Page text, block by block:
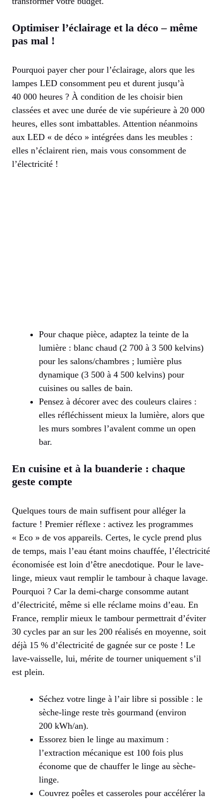
Optimiser l’éclairage et la déco – même
pas mal !
Pourquoi payer cher pour l’éclairage, alors que les
lampes LED consomment peu et durent jusqu’à
40 000 heures ? À condition de les choisir bien
classées et avec une durée de vie supérieure à 20 000
heures, elles sont imbattables. Attention néanmoins
aux LED « de déco » intégrées dans les meubles :
elles n’éclairent rien, mais vous consomment de
l’électricité !
Pour chaque pièce, adaptez la teinte de la
lumière : blanc chaud (2 700 à 3 500 kelvins)
pour les salons/chambres ; lumière plus
dynamique (3 500 à 4 500 kelvins) pour
cuisines ou salles de bain.
Pensez à décorer avec des couleurs claires :
elles réfléchissent mieux la lumière, alors que
les murs sombres l’avalent comme un open
bar.
En cuisine et à la buanderie : chaque
geste compte
Quelques tours de main suffisent pour alléger la
facture ! Premier réflexe : activez les programmes
« Eco » de vos appareils. Certes, le cycle prend plus
de temps, mais l’eau étant moins chauffée, l’électricité
économisée est loin d’être anecdotique. Pour le lave-
linge, mieux vaut remplir le tambour à chaque lavage.
Pourquoi ? Car la demi-charge consomme autant
d’électricité, même si elle réclame moins d’eau. En
France, remplir mieux le tambour permettrait d’éviter
30 cycles par an sur les 200 réalisés en moyenne, soit
déjà 15 % d’électricité de gagnée sur ce poste ! Le
lave-vaisselle, lui, mérite de tourner uniquement s’il
est plein.
Séchez votre linge à l’air libre si possible : le
sèche-linge reste très gourmand (environ
200 kWh/an).
Essorez bien le linge au maximum :
l’extraction mécanique est 100 fois plus
économe que de chauffer le linge au sèche-
linge.
Couvrez poêles et casseroles pour accélérer la